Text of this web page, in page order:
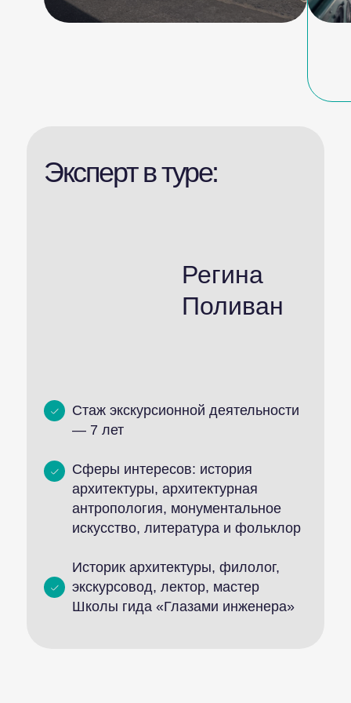
Регина
Поливан
Стаж экскурсионной деятельности
— 7 лет
Сферы интересов: история
архитектуры, архитектурная
антропология, монументальное
искусство, литература и фольклор
Историк архитектуры, филолог,
экскурсовод, лектор, мастер
Школы гида «Глазами инженера»
Эксперт в туре: